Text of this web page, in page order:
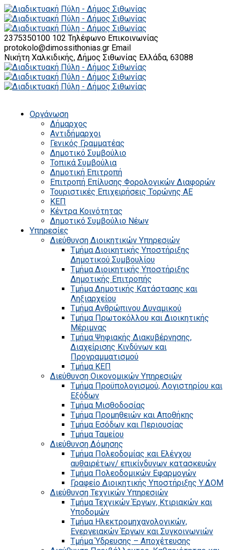
2375350100 102 Τηλέφωνο Επικοινωνίας
protokolo@dimossithonias.gr Email
Νικήτη Χαλκιδικής, Δήμος Σιθωνίας Ελλάδα, 63088
Οργάνωση
Δήμαρχος
Αντιδήμαρχοι
Γενικός Γραμματέας
Δημοτικό Συμβούλιο
Τοπικά Συμβούλια
Δημοτική Επιτροπή
Επιτροπή Επίλυσης Φορολογικών Διαφορών
Τουριστικές Επιχειρήσεις Τορώνης ΑΕ
ΚΕΠ
Κέντρα Κοινότητας
Δημοτικό Συμβούλιο Νέων
Υπηρεσίες
Διεύθυνση Διοικητικών Υπηρεσιών
Τμήμα Διοικητικής Υποστήριξης
Δημοτικού Συμβουλίου
Τμήμα Διοικητικής Υποστήριξης
Δημοτικής Επιτροπής
Τμήμα Δημοτικής Κατάστασης και
Ληξιαρχείου
Τμήμα Ανθρώπινου Δυναμικού
Τμήμα Πρωτοκόλλου και Διοικητικής
Μέριμνας
Τμήμα Ψηφιακής Διακυβέρνησης,
Διαχείρισης Κινδύνων και
Προγραμματισμού
Τμήμα ΚΕΠ
Διεύθυνση Οικονομικών Υπηρεσιών
Τμήμα Προϋπολογισμού, Λογιστηρίου και
Εξόδων
Τμήμα Μισθοδοσίας
Τμήμα Προμηθειών και Αποθήκης
Τμήμα Εσόδων και Περιουσίας
Τμήμα Ταμείου
Διεύθυνση Δόμησης
Τμήμα Πολεοδομίας και Ελέγχου
αυθαιρέτων/ επικίνδυνων κατασκευών
Τμήμα Πολεοδομικών Εφαρμογών
Γραφείο Διοικητικής Υποστήριξης Υ.ΔΟΜ
Διεύθυνση Τεχνικών Υπηρεσιών
Τμήμα Τεχνικών Έργων, Κτιριακών και
Υποδομών
Τμήμα Ηλεκτρομηχανολογικών,
Ενεργειακών Έργων και Συγκοινωνιών
Τμήμα Ύδρευσης – Αποχέτευσης